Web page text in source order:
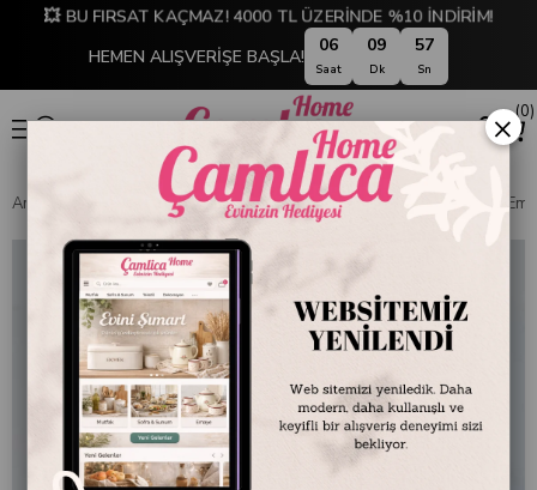
💥 BU FIRSAT KAÇMAZ! 4000 TL ÜZERİNDE %10 İNDİRİM!
HEMEN ALIŞVERİŞE BAŞLA! 06
Saat
09
Dk
56
Sn
0
Anasayfa EMAYE DÜNYASI Kupa ve Bardaklar Dekoratif Desenli
×